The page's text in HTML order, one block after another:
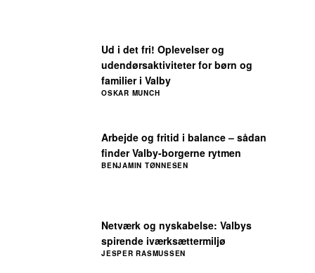
Netværk og nyskabelse: Valbys
spirende iværksættermiljø
JESPER RASMUSSEN
Arbejde og fritid i balance – sådan
finder Valby-borgerne rytmen
BENJAMIN TØNNESEN
Ud i det fri! Oplevelser og
udendørsaktiviteter for børn og
familier i Valby
OSKAR MUNCH